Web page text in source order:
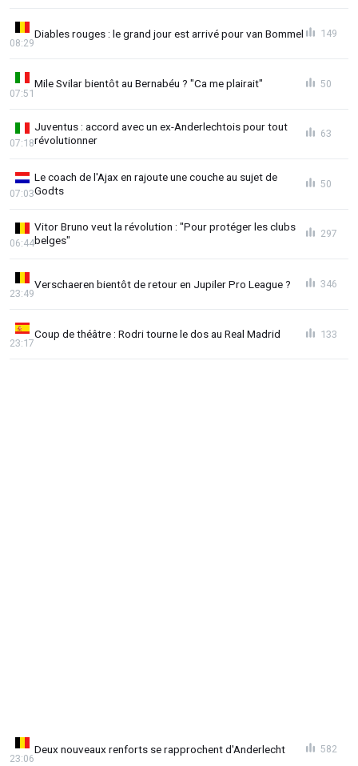
Diables rouges : le grand jour est arrivé pour van Bommel
08:29
149
Mile Svilar bientôt au Bernabéu ? "Ca me plairait"
07:51
50
Juventus : accord avec un ex-Anderlechtois pour tout
révolutionner
07:18
63
Le coach de l'Ajax en rajoute une couche au sujet de
Godts
07:03
50
Vitor Bruno veut la révolution : "Pour protéger les clubs
belges"
06:44
297
Verschaeren bientôt de retour en Jupiler Pro League ?
23:49
346
Coup de théâtre : Rodri tourne le dos au Real Madrid
23:17
133
Deux nouveaux renforts se rapprochent d'Anderlecht
23:06
582